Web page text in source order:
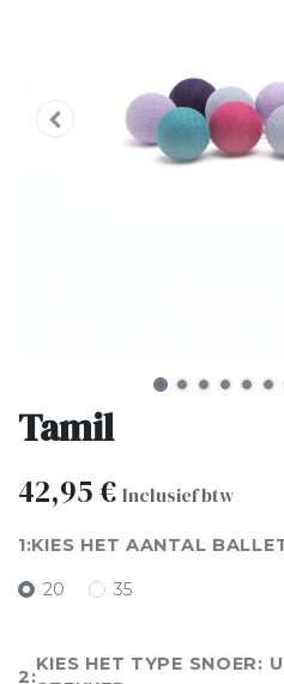
Tamil
42,95€ Inclusief btw
KIES HET AANTAL
20 35
KIES HET TYPE SNOER: